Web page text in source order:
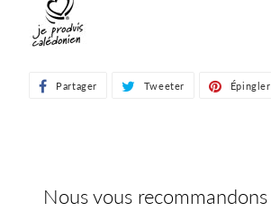
Partager PartagerTweeter TweeterÉpingler
Nous vous